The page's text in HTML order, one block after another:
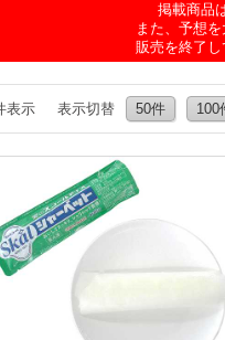
掲載商品
また、予想
販売を終了し
表示 表示切替 50件 100